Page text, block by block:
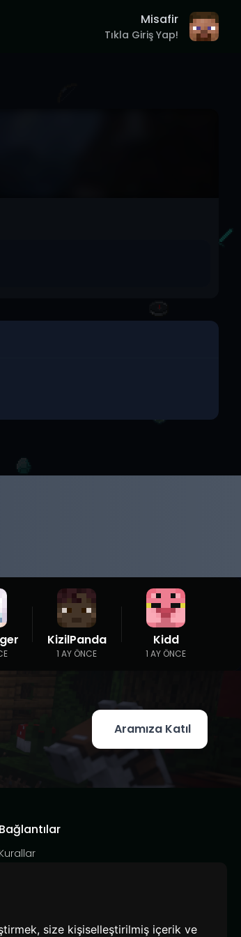
size kişiselleştirilmiş içerik ve
Misafir
Tıkla Giriş Yap!
KizilPanda
1 AY ÖNCE
Kidd
1 AY ÖNCE
Aramıza Katıl
Bağlantılar
Kurallar